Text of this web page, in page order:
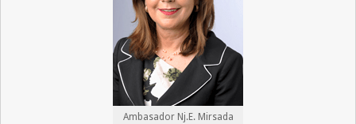
Ambasador Nj.E. Mirsada